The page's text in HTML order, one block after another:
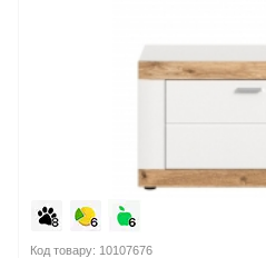
Код товару: 10107676